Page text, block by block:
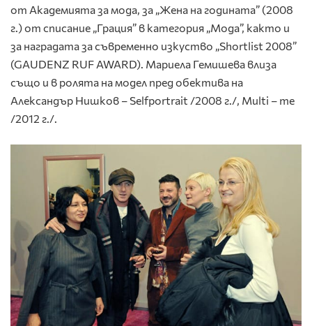
от Академията за мода, за „Жена на годината” (2008
г.) от списание „Грация” в категория „Мода”, както и
за наградата за съвременно изкуство „Shortlist 2008”
(GAUDENZ RUF AWARD). Мариела Гемишева влиза
също и в ролята на модел пред обектива на
Александър Нишков – Selfportrait /2008 г./, Multi – me
/2012 г./.